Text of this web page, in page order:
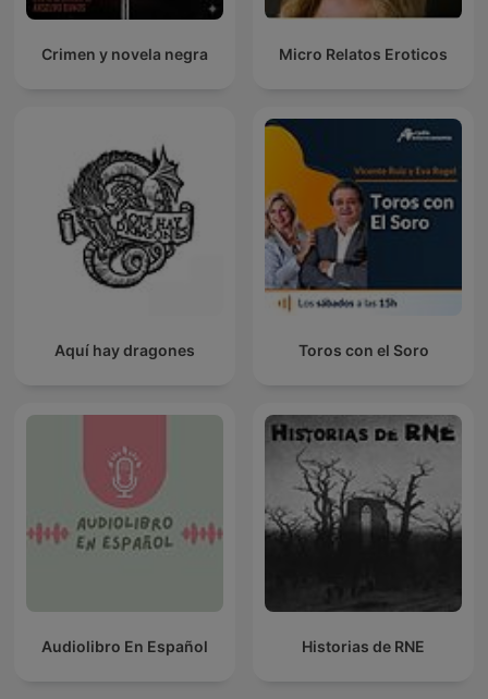
Crimen y novela negra Micro Relatos Eroticos
Aquí hay dragones Toros con el Soro
Audiolibro En Español Historias de RNE